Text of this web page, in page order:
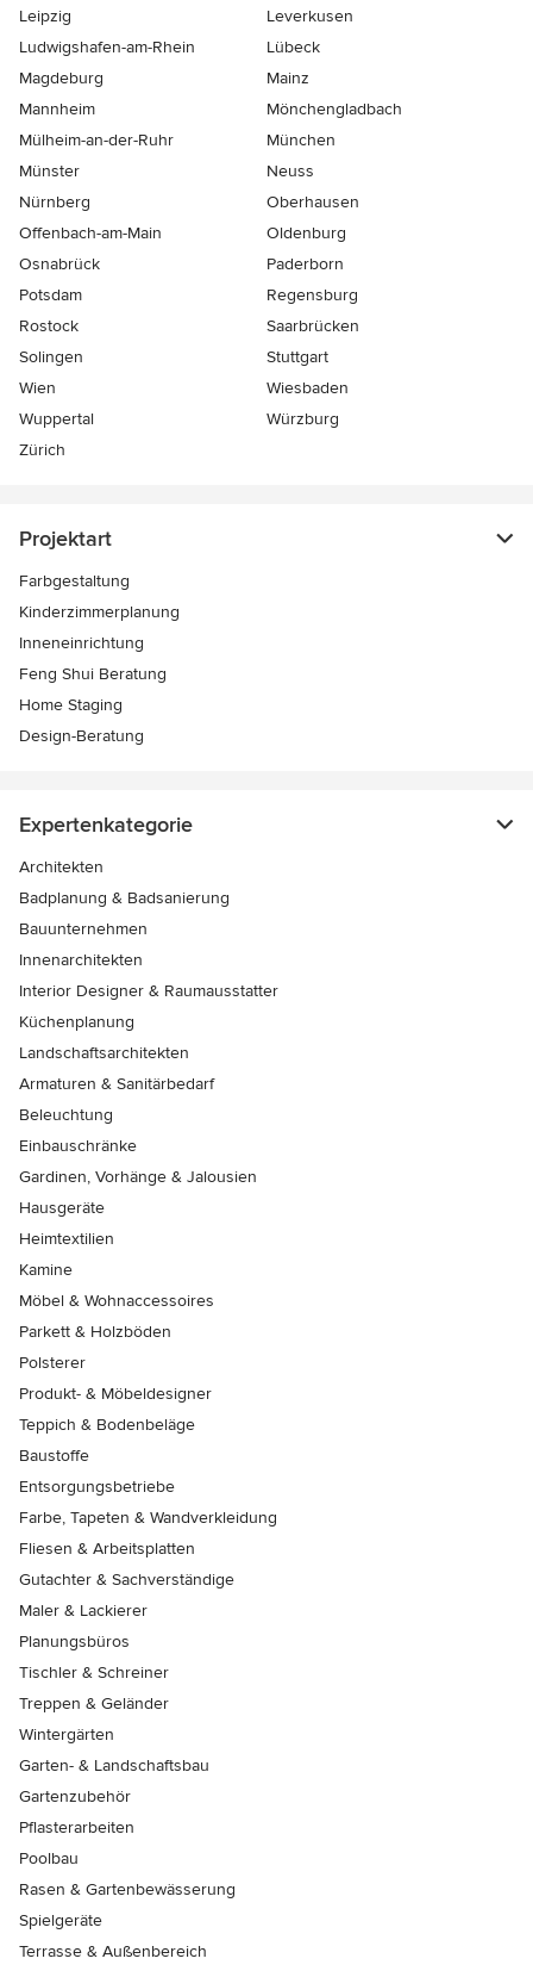
Leipzig
Leverkusen
Ludwigshafen-am-Rhein
Lübeck
Magdeburg
Mainz
Mannheim
Mönchen­gladbach
Mülheim-an-der-Ruhr
München
Münster
Neuss
Nürnberg
Oberhausen
Offenbach-am-Main
Oldenburg
Osnabrück
Paderborn
Potsdam
Regensburg
Rostock
Saarbrücken
Solingen
Stuttgart
Wien
Wiesbaden
Wuppertal
Würzburg
Zürich
Projektart
Farbgestaltung
Kinderzimmerplanung
Inneneinrichtung
Feng Shui Beratung
Home Staging
Design-Beratung
Expertenkategorie
Architekten
Badplanung & Badsanierung
Bauunternehmen
Innenarchitekten
Interior Designer & Raumausstatter
Küchenplanung
Landschaftsarchitekten
Armaturen & Sanitärbedarf
Beleuchtung
Einbauschränke
Gardinen, Vorhänge & Jalousien
Hausgeräte
Heimtextilien
Kamine
Möbel & Wohnaccessoires
Parkett & Holzböden
Polsterer
Produkt- & Möbeldesigner
Teppich & Bodenbeläge
Baustoffe
Entsorgungsbetriebe
Farbe, Tapeten & Wandverkleidung
Fliesen & Arbeitsplatten
Gutachter & Sachverständige
Maler & Lackierer
Planungsbüros
Tischler & Schreiner
Treppen & Geländer
Wintergärten
Garten- & Landschaftsbau
Gartenzubehör
Pflasterarbeiten
Poolbau
Rasen & Gartenbewässerung
Spielgeräte
Terrasse & Außenbereich